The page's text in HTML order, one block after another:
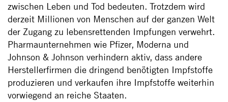
zwischen Leben und Tod bedeuten. Trotzdem wird
derzeit Millionen von Menschen auf der ganzen Welt
der Zugang zu lebensrettenden Impfungen verwehrt.
Pharmaunternehmen wie Pfizer, Moderna und
Johnson & Johnson verhindern aktiv, dass andere
Herstellerfirmen die dringend benötigten Impfstoffe
produzieren und verkaufen ihre Impfstoffe weiterhin
vorwiegend an reiche Staaten.